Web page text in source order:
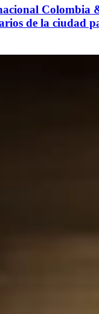
Colombia
de la ciudad